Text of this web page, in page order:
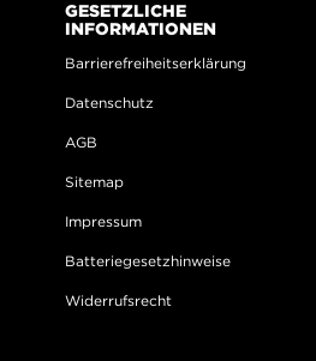
GESETZLICHE
INFORMATIONEN
Barrierefreiheitserklärung
Datenschutz
AGB
Sitemap
Impressum
Batteriegesetzhinweise
Widerrufsrecht